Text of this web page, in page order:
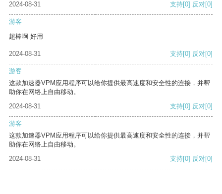
2024-08-31
支持[0] 反对[0]
游客
超棒啊 好用
2024-08-31 支持[0] 反对[0]
游客
这款加速器VPM应用程序可以给你提供最高速度和安全性的连接，并帮
助你在网络上自由移动。
2024-08-31
支持[0] 反对[0]
游客
这款加速器VPM应用程序可以给你提供最高速度和安全性的连接，并帮
助你在网络上自由移动。
2024-08-31
支持[0] 反对[0]